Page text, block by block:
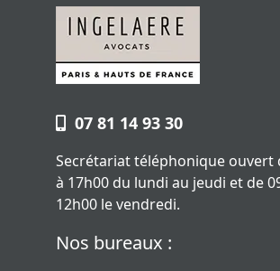
07 81 14 93 30
Secrétariat téléphonique ouvert
à 17h00 du lundi au jeudi et de
12h00 le vendredi.
Nos bureaux :